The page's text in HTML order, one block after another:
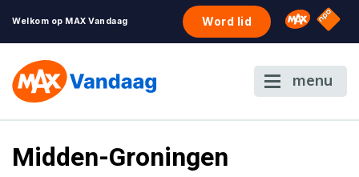
Welkom op MAX Vandaag Word lid Omroep
NPO
menu
Midden-Groningen